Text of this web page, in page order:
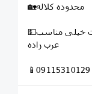
🏡محدوده کلاله
خیلی مناسب
عرب زاده
📱09115310129